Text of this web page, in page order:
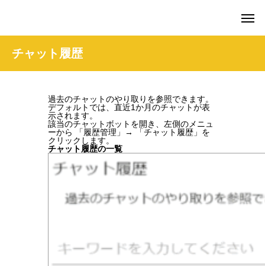
チャット履歴
過去のチャットのやり取りを参照できます。
デフォルトでは、直近1か月のチャットが表
示されます。
該当のチャットボットを開き、左側のメニュ
ーから 「履歴管理」→ 「チャット履歴」を
クリックします。
チャット履歴の一覧